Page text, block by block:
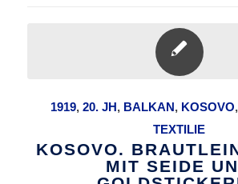
1919, 20. JH, BALKAN, KOSOVO,
TEXTILIE
KOSOVO.
MIT SEIDE